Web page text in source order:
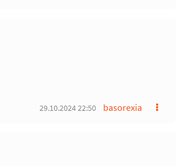
basorexia
29.10.2024 22:50